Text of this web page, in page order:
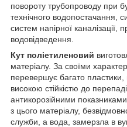
повороту трубопроводу при
технічного водопостачання,
систем напірної каналізації,
водовідведення.
Кут поліетиленовий
матеріалу. За своїми
перевершує багато пластики,
високою стійкістю до
антикорозійними
з цього матеріалу,
служби, а вода, замерзла в